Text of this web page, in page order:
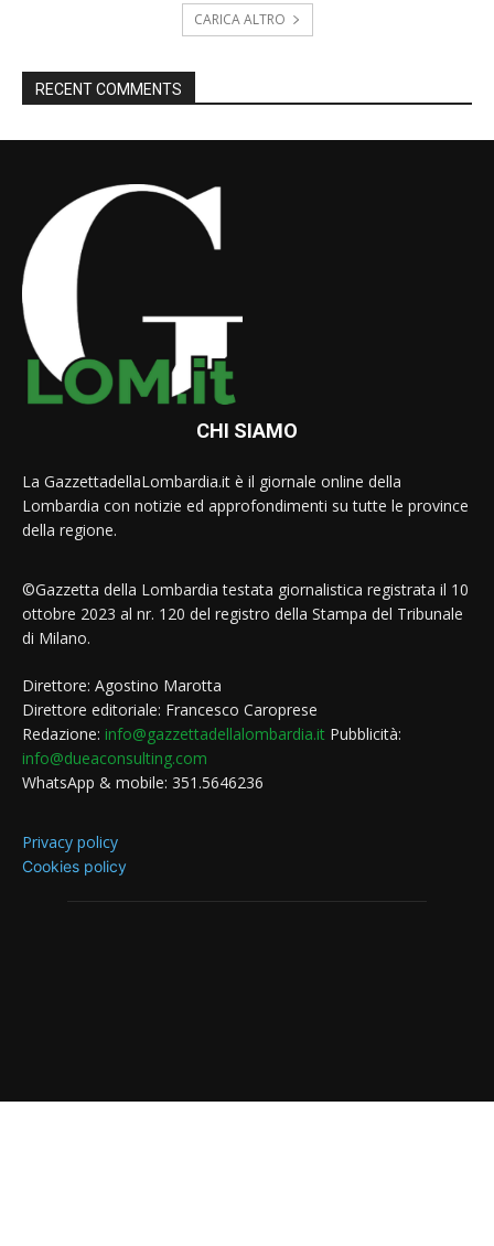
CARICA ALTRO
RECENT COMMENTS
CHI SIAMO
La GazzettadellaLombardia.it è il giornale online della
Lombardia con notizie ed approfondimenti su tutte le province
della regione.
©Gazzetta della Lombardia testata giornalistica registrata il 10
ottobre 2023 al nr. 120 del registro della Stampa del Tribunale
di Milano.
Direttore: Agostino Marotta
Direttore editoriale: Francesco Caroprese
Redazione: info@gazzettadellalombardia.it Pubblicità:
info@dueaconsulting.com
WhatsApp & mobile: 351.5646236
Privacy policy
Cookies policy